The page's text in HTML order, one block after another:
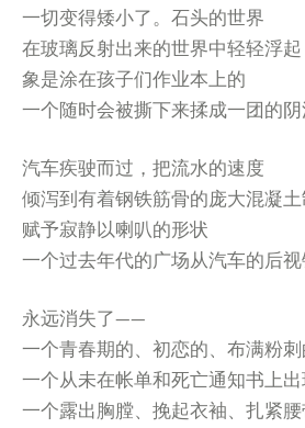
一切变得矮小了。石头的世界
在玻璃反射出来的世界中轻轻浮起
象是涂在孩子们作业本上的
一个随时会被撕下来揉成一团的
汽车疾驶而过，把流水的速度
倾泻到有着钢铁筋骨的庞大混凝土
赋予寂静以喇叭的形状
一个过去年代的广场从汽车的后
永远消失了——
一个青春期的、初恋的、布满粉
一个从未在帐单和死亡通知书上
一个露出胸膛、挽起衣袖、扎紧腰